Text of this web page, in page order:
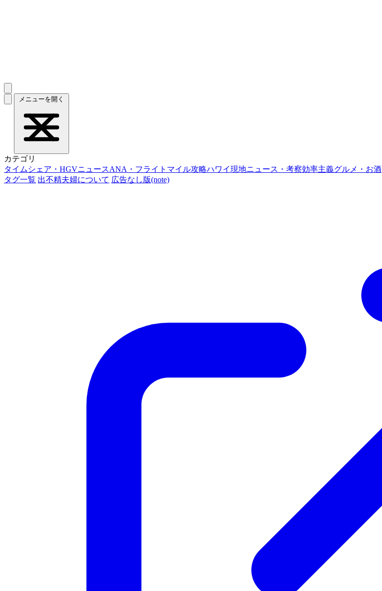
メニューを開く
カテゴリ
タイムシェア・HGVニュースANA・フライトマイル攻略ハワイ現地ニュース・考察効率主義グルメ・お酒
タグ一覧 出不精夫婦について 広告なし版(note)